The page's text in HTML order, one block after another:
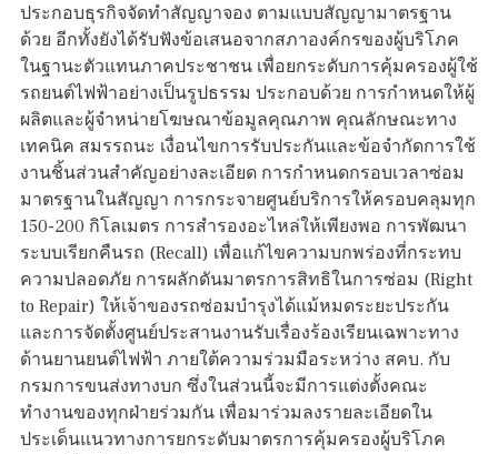
ประกอบธุรกิจจัดทำสัญญาจอง ตามแบบสัญญามาตรฐาน
ด้วย อีกทั้งยังได้รับฟังข้อเสนอจากสภาองค์กรของผู้บริโภค
ในฐานะตัวแทนภาคประชาชน เพื่อยกระดับการคุ้มครองผู้ใช้
รถยนต์ไฟฟ้าอย่างเป็นรูปธรรม ประกอบด้วย การกำหนดให้ผู้
ผลิตและผู้จำหน่ายโฆษณาข้อมูลคุณภาพ คุณลักษณะทาง
เทคนิค สมรรถนะ เงื่อนไขการรับประกันและข้อจำกัดการใช้
งานชิ้นส่วนสำคัญอย่างละเอียด การกำหนดกรอบเวลาซ่อม
มาตรฐานในสัญญา การกระจายศูนย์บริการให้ครอบคลุมทุก
150-200 กิโลเมตร การสำรองอะไหล่ให้เพียงพอ การพัฒนา
ระบบเรียกคืนรถ (Recall) เพื่อแก้ไขความบกพร่องที่กระทบ
ความปลอดภัย การผลักดันมาตรการสิทธิในการซ่อม (Right
to Repair) ให้เจ้าของรถซ่อมบำรุงได้แม้หมดระยะประกัน
และการจัดตั้งศูนย์ประสานงานรับเรื่องร้องเรียนเฉพาะทาง
ด้านยานยนต์ไฟฟ้า ภายใต้ความร่วมมือระหว่าง สคบ. กับ
กรมการขนส่งทางบก ซึ่งในส่วนนี้จะมีการแต่งตั้งคณะ
ทำงานของทุกฝ่ายร่วมกัน เพื่อมาร่วมลงรายละเอียดใน
ประเด็นแนวทางการยกระดับมาตรการคุ้มครองผู้บริโภค